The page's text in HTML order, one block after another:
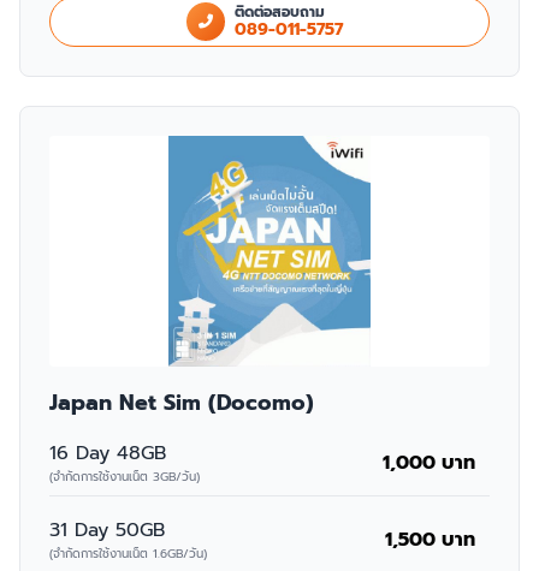
ติดต่อสอบถาม
089-011-5757
Japan Net Sim (Docomo)
16 Day 48GB
(จำกัดการใช้งานเน็ต 3GB/วัน) 1,000 บาท
31 Day 50GB
(จำกัดการใช้งานเน็ต 1.6GB/วัน) 1,500 บาท